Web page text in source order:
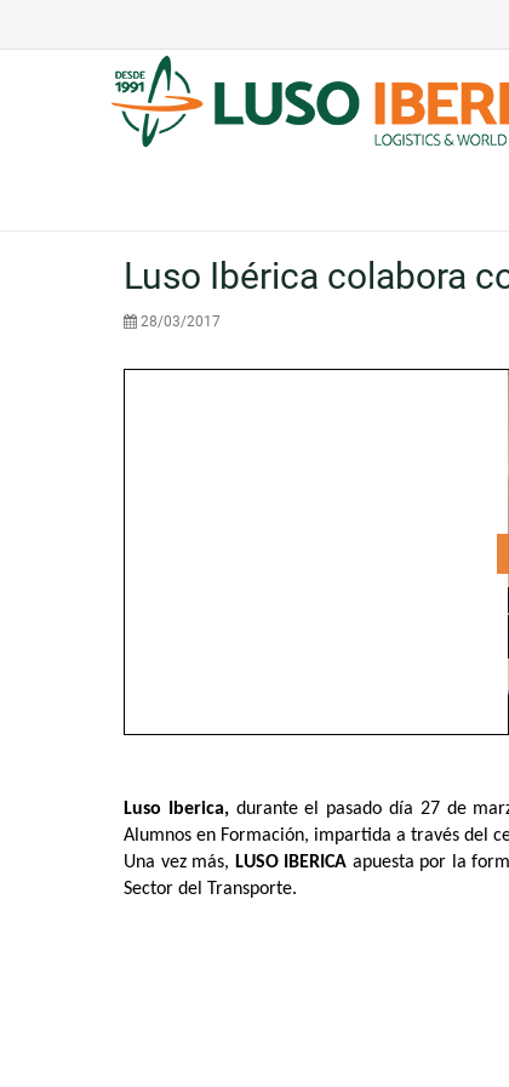
Luso Ibérica colabora
28/03/2017
Luso Iberica, durante el pasado día 27 de
Alumnos en Formación, impartida a través del
Una vez más, LUSO IBERICA apuesta por la
Sector del Transporte.